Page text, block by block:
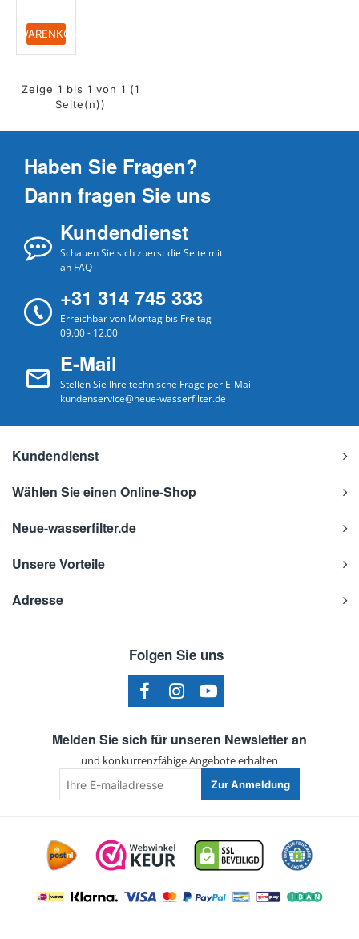
+ WARENKORB
Zeige 1 bis 1 von 1 (1
Seite(n))
Haben Sie Fragen?
Dann fragen Sie uns
Kundendienst
Schauen Sie sich zuerst die Seite mit
an FAQ
+31 314 745 333
Erreichbar von Montag bis Freitag
09.00 - 12.00
E-Mail
Stellen Sie Ihre technische Frage per E-Mail
kundenservice@neue-wasserfilter.de
Kundendienst
Wählen Sie einen Online-Shop
Neue-wasserfilter.de
Unsere Vorteile
Adresse
Folgen Sie uns
Melden Sie sich für unseren Newsletter an
und konkurrenzfähige Angebote erhalten
E-
mailadresse
Zur Anmeldung